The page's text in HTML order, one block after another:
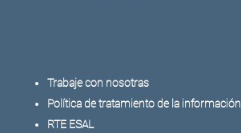
Trabaje con nosotras
Política de tratamiento de la información
RTE ESAL